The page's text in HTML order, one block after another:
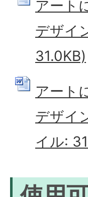
アート
デザイ
31.0KB)
アート
デザイ
イル: